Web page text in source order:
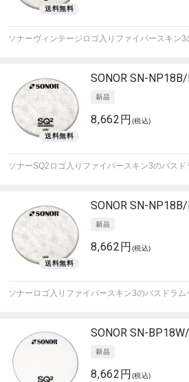
ソナーヴィンテージロゴ入りファイバースキン3
SONOR SN-NP18B/
8,662円 (税込)
ソナーSQ2ロゴ入りファイバースキン3のバスド
SONOR SN-
8,662円 (税込)
ソナーロゴ入りファイバースキン3のバスドラム
SONOR SN-
8,662円 (税込)